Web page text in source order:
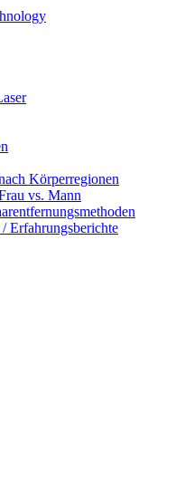
Körperregionen
vs. Mann
Erfahrungsberichte